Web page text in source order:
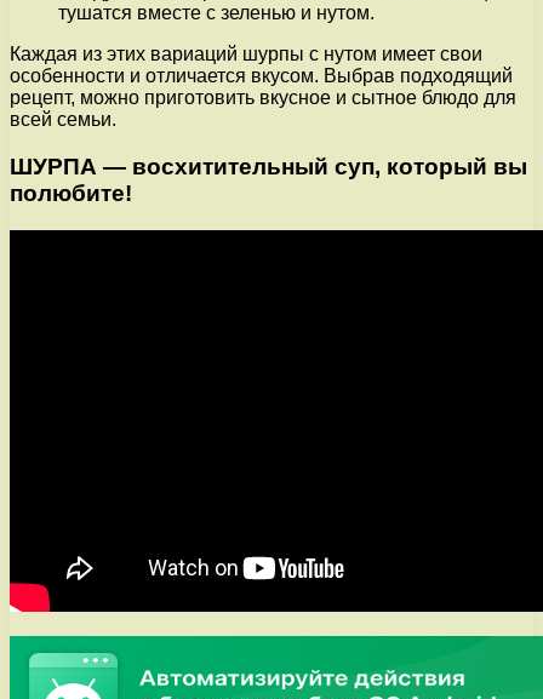
тушатся вместе с зеленью и нутом.
Каждая из этих вариаций шурпы с нутом имеет свои
особенности и отличается вкусом. Выбрав подходящий
рецепт, можно приготовить вкусное и сытное блюдо для
всей семьи.
ШУРПА — восхитительный суп, который вы
полюбите!